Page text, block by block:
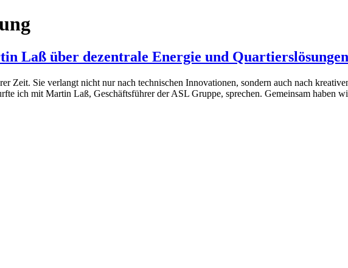
Laß über dezentrale Energie und
Zeit. Sie verlangt nicht nur nach technischen Innovationen, sondern auch nach
ich mit Martin Laß, Geschäftsführer der ASL Gruppe, sprechen. Gemeinsam haben